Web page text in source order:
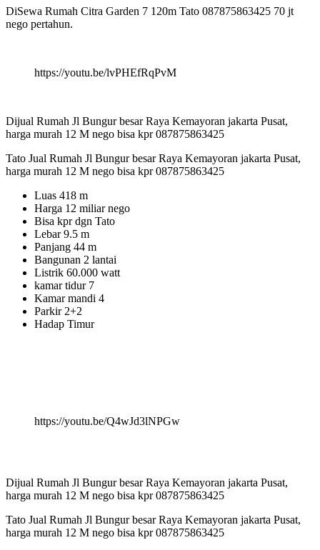
DiSewa Rumah Citra Garden 7 120m Tato 087875863425 70 jt
nego pertahun.
https://youtu.be/lvPHEfRqPvM
Dijual Rumah Jl Bungur besar Raya Kemayoran jakarta Pusat,
harga murah 12 M nego bisa kpr 087875863425
Tato Jual Rumah Jl Bungur besar Raya Kemayoran jakarta Pusat,
harga murah 12 M nego bisa kpr 087875863425
Luas 418 m
Harga 12 miliar nego
Bisa kpr dgn Tato
Lebar 9.5 m
Panjang 44 m
Bangunan 2 lantai
Listrik 60.000 watt
kamar tidur 7
Kamar mandi 4
Parkir 2+2
Hadap Timur
https://youtu.be/Q4wJd3lNPGw
Dijual Rumah Jl Bungur besar Raya Kemayoran jakarta Pusat,
harga murah 12 M nego bisa kpr 087875863425
Tato Jual Rumah Jl Bungur besar Raya Kemayoran jakarta Pusat,
harga murah 12 M nego bisa kpr 087875863425